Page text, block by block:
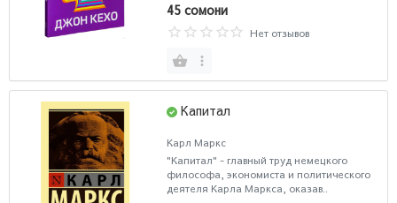
45 сомони
Нет отзывов
Капитал
Карл Маркс
"Капитал" - главный труд немецкого
философа, экономиста и политического
деятеля Карла Маркса, оказав..